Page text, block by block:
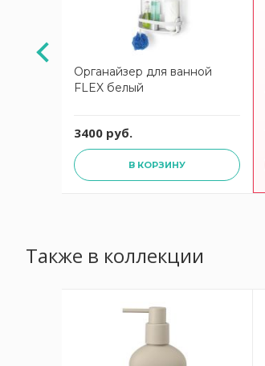
Органайзер для ванной
FLEX белый
3400 руб.
В КОРЗИНУ
Также в коллекции